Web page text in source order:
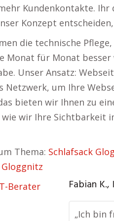
Kundenkontakte.
Konzept
die technische
Monat für Monat
Unser Ansatz:
Netzwerk, um Ihre
bieten wir Ihnen zu
wie wir Ihre Sichtbarkeit
Thema: Schlafsack
Fabian
„Ich bin